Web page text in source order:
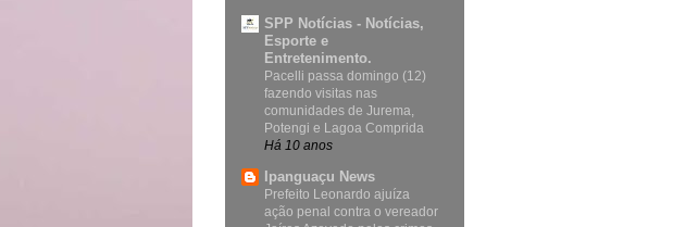
SPP Notícias - Notícias,
Esporte e
Entretenimento.
Pacelli passa domingo (12)
fazendo visitas nas
comunidades de Jurema,
Potengi e Lagoa Comprida
Há 10 anos
Ipanguaçu News
Prefeito Leonardo ajuíza
ação penal contra o vereador